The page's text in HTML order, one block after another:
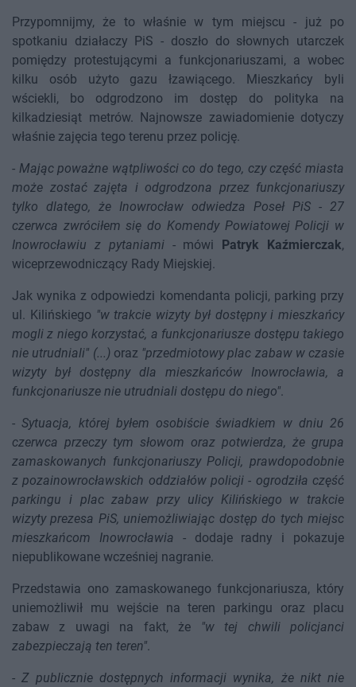
Przypomnijmy, że to właśnie w tym miejscu - już po
spotkaniu działaczy PiS - doszło do słownych utarczek
pomiędzy protestującymi a funkcjonariuszami, a wobec
kilku osób użyto gazu łzawiącego. Mieszkańcy byli
wściekli, bo odgrodzono im dostęp do polityka na
kilkadziesiąt metrów. Najnowsze zawiadomienie dotyczy
właśnie zajęcia tego terenu przez policję.
- Mając poważne wątpliwości co do tego, czy część miasta
może zostać zajęta i odgrodzona przez funkcjonariuszy
tylko dlatego, że Inowrocław odwiedza Poseł PiS - 27
czerwca zwróciłem się do Komendy Powiatowej Policji w
Inowrocławiu z pytaniami- mówi Patryk Kaźmierczak,
wiceprzewodniczący Rady Miejskiej.
Jak wynika z odpowiedzi komendanta policji, parking przy
ul. Kilińskiego "w trakcie wizyty był dostępny i mieszkańcy
mogli z niego korzystać, a funkcjonariusze dostępu takiego
nie utrudniali" (...) oraz "przedmiotowy plac zabaw w czasie
wizyty był dostępny dla mieszkańców Inowrocławia, a
funkcjonariusze nie utrudniali dostępu do niego".
-Sytuacja, której byłem osobiście świadkiem w dniu 26
czerwca przeczy tym słowom oraz potwierdza, że grupa
zamaskowanych funkcjonariuszy Policji, prawdopodobnie
z pozainowrocławskich oddziałów policji - ogrodziła część
parkingu i plac zabaw przy ulicy Kilińskiego w trakcie
wizyty prezesa PiS, uniemożliwiając dostęp do tych miejsc
mieszkańcom Inowrocławia - dodaje radny i pokazuje
niepublikowane wcześniej nagranie.
Przedstawia ono zamaskowanego funkcjonariusza, który
uniemożliwił mu wejście na teren parkingu oraz placu
zabaw z uwagi na fakt, że
"w tej chwili policjanci
zabezpieczają ten teren".
-Z publicznie dostępnych informacji wynika, że nikt nie